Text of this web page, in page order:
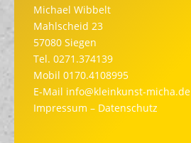
Michael Wibbelt
Mahlscheid 23
57080 Siegen
Tel.0271.374139
Mobil0170.4108995
E-Mail info@kleinkunst-micha.de
Impressum – Datenschutz